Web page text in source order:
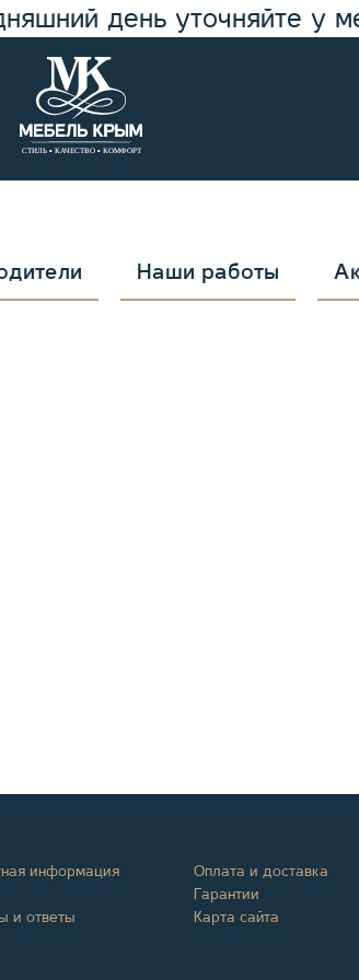
день уточняйте у
Наши работы
информация
и ответы
Оплата и доставка
Гарантии
Карта сайта